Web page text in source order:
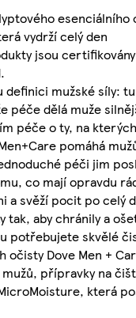
esenciálního
vydrží celý den
jsou
definici mužské síly:
péče dělá muže
péče o ty, na
pomáhá
péči jim
co mají opravdu
a svěží pocit po celý
tak, aby chránily a
potřebujete skvělé
očisty Dove Men +
přípravky na
která